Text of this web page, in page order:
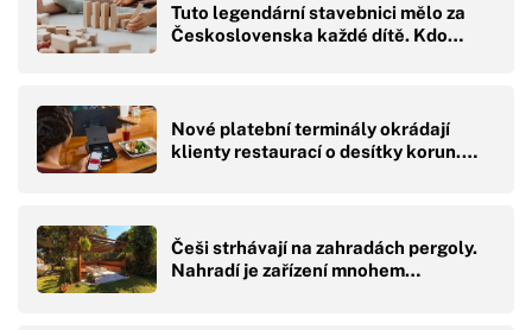
Tuto legendární stavebnici mělo za
Československa každé dítě. Kdo…
Nové platební terminály okrádají
klienty restaurací o desítky korun.…
Češi strhávají na zahradách pergoly.
Nahradí je zařízení mnohem…